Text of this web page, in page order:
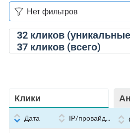
32кликов
37кликов (всего)
Клики
Дата IP/провайдер